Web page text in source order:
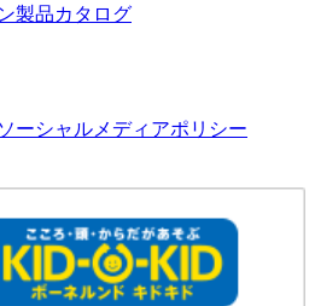
製品カタログ
ーシャルメディアポリシー